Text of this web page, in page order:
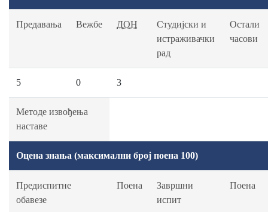
Предавања Вежбе ДОН
Студијски и
истраживачки
рад
Остали
часови
5 0 3
Методе извођења
наставе
Оцена знања (максимални број поена 100)
Предиспитне
обавезе
Поена
Завршни
испит
Поена